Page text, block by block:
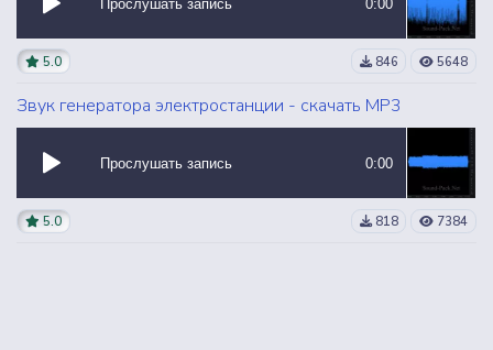
Прослушать запись 0:00
5.0 846 5648
Звук генератора электростанции - скачать MP3
Прослушать запись 0:00
5.0 818 7384